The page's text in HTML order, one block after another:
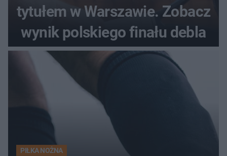
tytułem w Warszawie. Zobacz
wynik polskiego finału debla
PIŁKA NOŻNA